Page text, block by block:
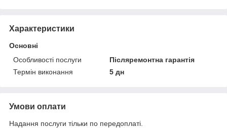
Характеристики
Основні
Особливості послуги
Післяремонтна гарантія
Термін виконання
5 дн
Умови оплати
Надання послуги тільки по передоплаті.